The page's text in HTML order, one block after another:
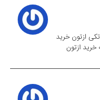
میتونم تکی ازتون خرید